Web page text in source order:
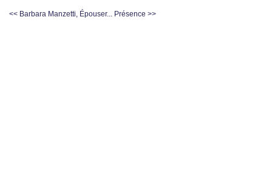
<< Barbara Manzetti, Épouser... Présence >>